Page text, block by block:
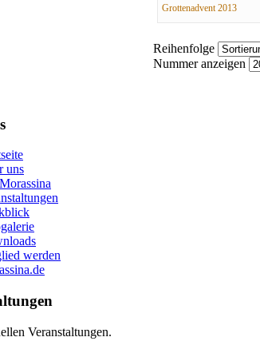
Grottenadvent 2013
Reihenfolge
Nummer anzeigen
uns
werden
Veranstaltungen.